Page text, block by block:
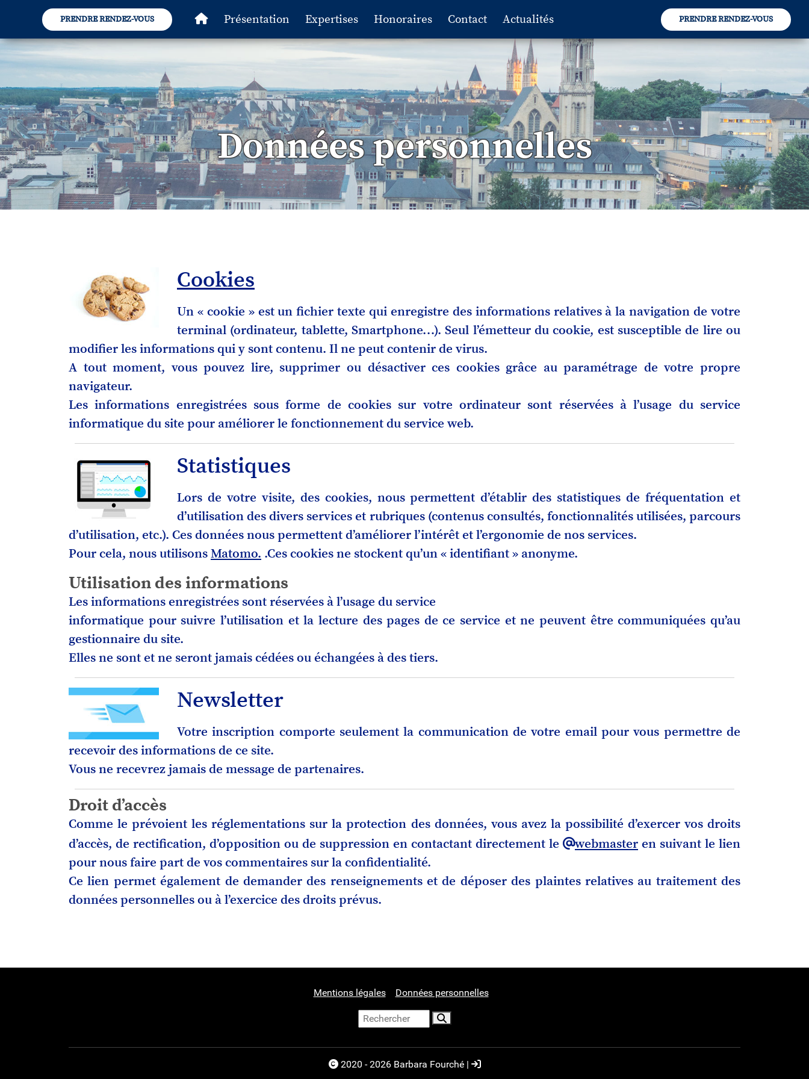
PRENDRE RENDEZ-VOUS Présentation Expertises Honoraires Contact Actualités PRENDRE RENDEZ-VOUS
Données personnelles
Cookies
Un « cookie » est un fichier texte qui enregistre des informations relatives à la navigation de votre
terminal (ordinateur, tablette, Smartphone…). Seul l’émetteur du cookie, est susceptible de lire ou
modifier les informations qui y sont contenu. Il ne peut contenir de virus.
A tout moment, vous pouvez lire, supprimer ou désactiver ces cookies grâce au paramétrage de votre propre
navigateur.
Les informations enregistrées sous forme de cookies sur votre ordinateur sont réservées à l’usage du service
informatique du site pour améliorer le fonctionnement du service web.
Statistiques
Lors de votre visite, des cookies, nous permettent d’établir des statistiques de fréquentation et
d’utilisation des divers services et rubriques (contenus consultés, fonctionnalités utilisées, parcours
d’utilisation, etc.). Ces données nous permettent d’améliorer l’intérêt et l’ergonomie de nos services.
Pour cela, nous utilisonsMatomo. .Ces cookies ne stockent qu’un « identifiant » anonyme.
Utilisation des informations
Les informations enregistrées sont réservées à l’usage du service
informatique pour suivre l’utilisation et la lecture des pages de ce service et ne peuvent être communiquées qu’au
gestionnaire du site.
Elles ne sont et ne seront jamais cédées ou échangées à des tiers.
Newsletter
Votre inscription comporte seulement la communication de votre email pour vous permettre de
recevoir des informations de ce site.
Vous ne recevrez jamais de message de partenaires.
Droit d’accès
Comme le prévoient les réglementations sur la protection des données, vous avez la possibilité d’exercer vos droits
d’accès, de rectification, d’opposition ou de suppression en contactant directement le
webmaster en suivant le lien
pour nous faire part de vos commentaires sur la confidentialité.
Ce lien permet également de demander des renseignements et de déposer des plaintes relatives au traitement des
données personnelles ou à l’exercice des droits prévus.
Mentions légales Données personnelles
2020 - 2026 Barbara Fourché |